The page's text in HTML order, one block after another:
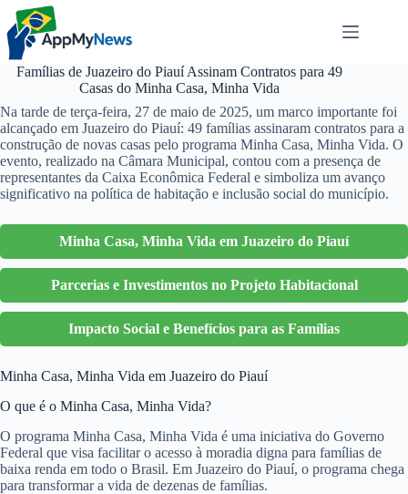
Pular
para
conteúdo
Famílias de Juazeiro do Piauí Assinam Contratos para 49
Casas do Minha Casa, Minha Vida
Na tarde de terça-feira, 27 de maio de 2025, um marco importante foi
alcançado em Juazeiro do Piauí: 49 famílias assinaram contratos para a
construção de novas casas pelo programa Minha Casa, Minha Vida. O
evento, realizado na Câmara Municipal, contou com a presença de
representantes da Caixa Econômica Federal e simboliza um avanço
significativo na política de habitação e inclusão social do município.
Minha Casa, Minha Vida em Juazeiro do Piauí
Parcerias e Investimentos no Projeto Habitacional
Impacto Social e Benefícios para as Famílias
Minha Casa, Minha Vida em Juazeiro do Piauí
O que é o Minha Casa, Minha Vida?
O programa Minha Casa, Minha Vida é uma iniciativa do Governo
Federal que visa facilitar o acesso à moradia digna para famílias de
baixa renda em todo o Brasil. Em Juazeiro do Piauí, o programa chega
para transformar a vida de dezenas de famílias.